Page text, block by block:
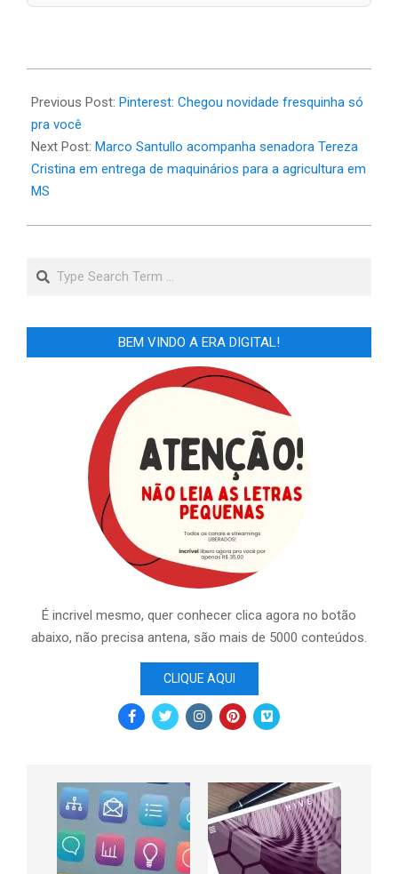
06-
23
Previous Post: Pinterest: Chegou novidade fresquinha só
pra você
Next Post: Marco Santullo acompanha senadora Tereza
Cristina em entrega de maquinários para a agricultura em
MS
Search
BEM VINDO A ERA DIGITAL!
É incrivel mesmo, quer conhecer clica agora no botão
abaixo, não precisa antena, são mais de 5000 conteúdos.
CLIQUE AQUI